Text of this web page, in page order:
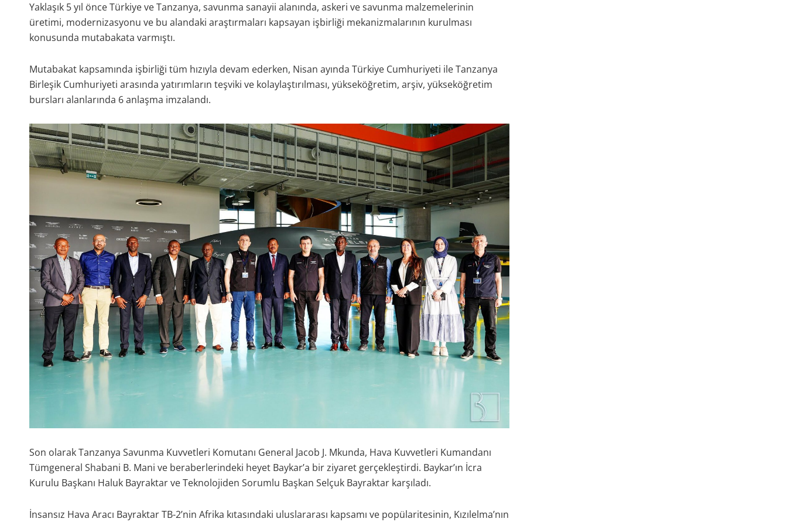
Yaklaşık 5 yıl önce Türkiye ve Tanzanya, savunma sanayii alanında, askeri ve savunma malzemelerinin
üretimi, modernizasyonu ve bu alandaki araştırmaları kapsayan işbirliği mekanizmalarının kurulması
konusunda mutabakata varmıştı.
Mutabakat kapsamında işbirliği tüm hızıyla devam ederken, Nisan ayında Türkiye Cumhuriyeti ile Tanzanya
Birleşik Cumhuriyeti arasında yatırımların teşviki ve kolaylaştırılması, yükseköğretim, arşiv, yükseköğretim
bursları alanlarında 6 anlaşma imzalandı.
Son olarak Tanzanya Savunma Kuvvetleri Komutanı General Jacob J. Mkunda, Hava Kuvvetleri Kumandanı
Tümgeneral Shabani B. Mani ve beraberlerindeki heyet Baykar’a bir ziyaret gerçekleştirdi. Baykar’ın İcra
Kurulu Başkanı Haluk Bayraktar ve Teknolojiden Sorumlu Başkan Selçuk Bayraktar karşıladı.
İnsansız Hava Aracı Bayraktar TB-2’nin Afrika kıtasındaki uluslararası kapsamı ve popülaritesinin, Kızılelma’nın